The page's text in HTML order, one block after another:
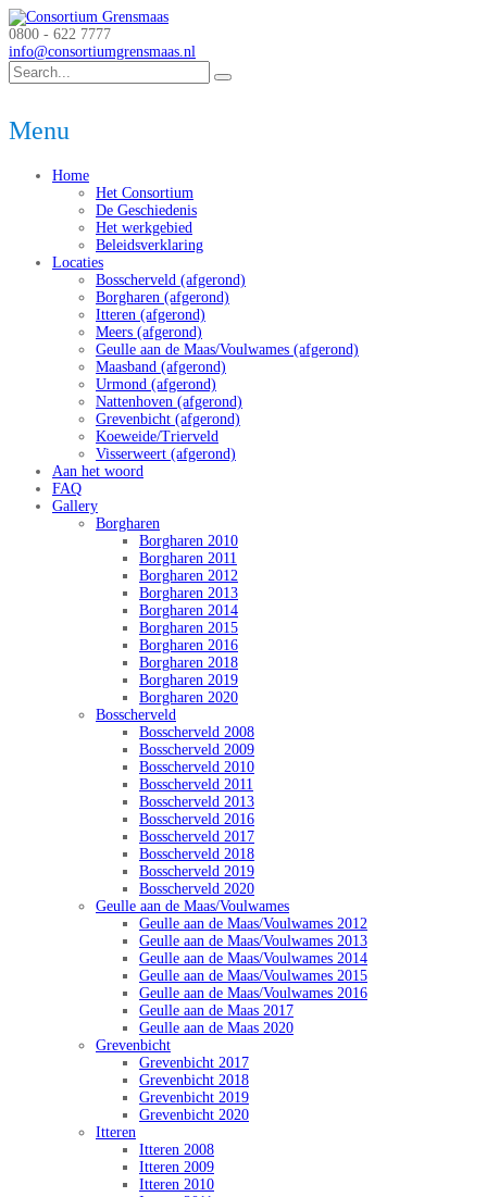
0800 - 622 7777
info@consortiumgrensmaas.nl
Menu
Home
Het Consortium
De Geschiedenis
Het werkgebied
Beleidsverklaring
Locaties
Bosscherveld (afgerond)
Borgharen (afgerond)
Itteren (afgerond)
Meers (afgerond)
Geulle aan de Maas/Voulwames (afgerond)
Maasband (afgerond)
Urmond (afgerond)
Nattenhoven (afgerond)
Grevenbicht (afgerond)
Koeweide/Trierveld
Visserweert (afgerond)
Aan het woord
FAQ
Gallery
Borgharen
Borgharen 2010
Borgharen 2011
Borgharen 2012
Borgharen 2013
Borgharen 2014
Borgharen 2015
Borgharen 2016
Borgharen 2018
Borgharen 2019
Borgharen 2020
Bosscherveld
Bosscherveld 2008
Bosscherveld 2009
Bosscherveld 2010
Bosscherveld 2011
Bosscherveld 2013
Bosscherveld 2016
Bosscherveld 2017
Bosscherveld 2018
Bosscherveld 2019
Bosscherveld 2020
Geulle aan de Maas/Voulwames
Geulle aan de Maas/Voulwames 2012
Geulle aan de Maas/Voulwames 2013
Geulle aan de Maas/Voulwames 2014
Geulle aan de Maas/Voulwames 2015
Geulle aan de Maas/Voulwames 2016
Geulle aan de Maas 2017
Geulle aan de Maas 2020
Grevenbicht
Grevenbicht 2017
Grevenbicht 2018
Grevenbicht 2019
Grevenbicht 2020
Itteren
Itteren 2008
Itteren 2009
Itteren 2010